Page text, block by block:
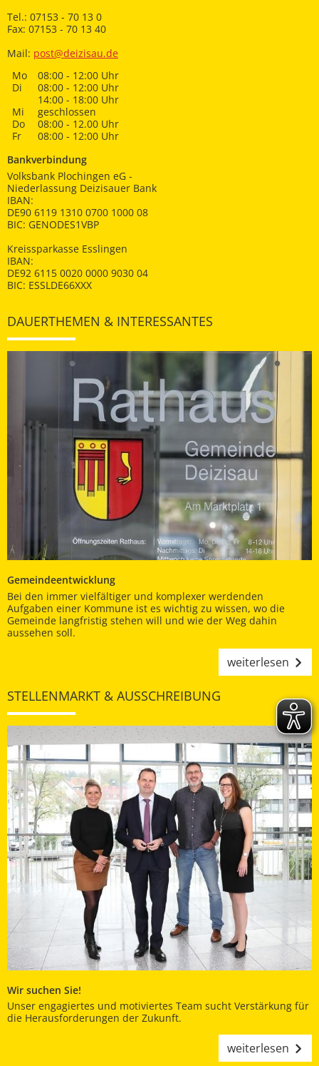
Tel.: 07153 - 70 13 0
Fax: 07153 - 70 13 40
Mail: post@deizisau.de
Mo
08:00 - 12:00 Uhr
Di
08:00 - 12:00 Uhr
14:00 - 18:00 Uhr
Mi
geschlossen
Do
08:00 - 12.00 Uhr
Fr
08:00 - 12:00 Uhr
Bankverbindung
Volksbank Plochingen eG -
Niederlassung Deizisauer Bank
IBAN:
DE90 6119 1310 0700 1000 08
BIC: GENODES1VBP
Kreissparkasse Esslingen
IBAN:
DE92 6115 0020 0000 9030 04
BIC: ESSLDE66XXX
DAUERTHEMEN & INTERESSANTES
Gemeindeentwicklung
Bei den immer vielfältiger und komplexer werdenden
Aufgaben einer Kommune ist es wichtig zu wissen, wo die
Gemeinde langfristig stehen will und wie der Weg dahin
aussehen soll.
weiterlesen
STELLENMARKT & AUSSCHREIBUNG
Wir suchen Sie!
Unser engagiertes und motiviertes Team sucht Verstärkung für
die Herausforderungen der Zukunft.
weiterlesen